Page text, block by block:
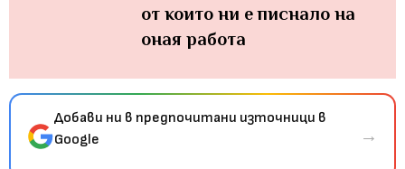
от които ни е писнало на
оная работа
Добави ни в предпочитани източници в
Google
→